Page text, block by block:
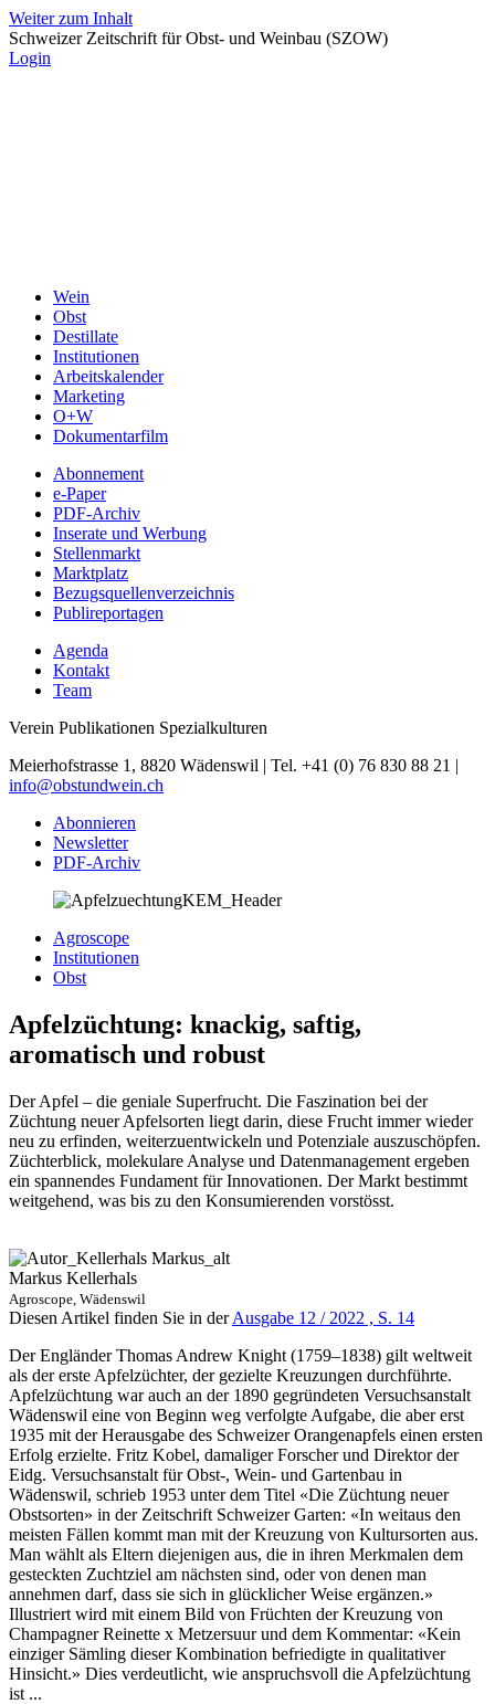
Weiter zum Inhalt
Schweizer Zeitschrift für Obst- und Weinbau (SZOW)
Login
Wein
Obst
Destillate
Institutionen
Arbeitskalender
Marketing
O+W
Dokumentarfilm
Abonnement
e-Paper
PDF-Archiv
Inserate und Werbung
Stellenmarkt
Marktplatz
Bezugsquellenverzeichnis
Publireportagen
Agenda
Kontakt
Team
Verein Publikationen Spezialkulturen
Meierhofstrasse 1, 8820 Wädenswil | Tel. +41 (0) 76 830 88 21 |
info@obstundwein.ch
Abonnieren
Newsletter
PDF-Archiv
Agroscope
Institutionen
Obst
Apfelzüchtung: knackig, saftig,
aromatisch und robust
Der Apfel – die geniale Superfrucht. Die Faszination bei der
Züchtung neuer Apfelsorten liegt darin, diese Frucht immer wieder
neu zu erfinden, weiterzuentwickeln und Potenziale auszuschöpfen.
Züchterblick, molekulare Analyse und Datenmanagement ergeben
ein spannendes Fundament für Innovationen. Der Markt bestimmt
weitgehend, was bis zu den Konsumierenden vorstösst.
Markus Kellerhals
Agroscope, Wädenswil
Diesen Artikel finden Sie in derAusgabe 12 / 2022 , S. 14
Der Engländer Thomas Andrew Knight (1759–1838) gilt weltweit
als der erste Apfelzüchter, der gezielte Kreuzungen durchführte.
Apfelzüchtung war auch an der 1890 gegründeten Versuchsanstalt
Wädenswil eine von Beginn weg verfolgte Aufgabe, die aber erst
1935 mit der Herausgabe des Schweizer Orangenapfels einen ersten
Erfolg erzielte. Fritz Kobel, damaliger Forscher und Direktor der
Eidg. Versuchsanstalt für Obst-, Wein- und Gartenbau in
Wädenswil, schrieb 1953 unter dem Titel «Die Züchtung neuer
Obstsorten» in der Zeitschrift Schweizer Garten: «In weitaus den
meisten Fällen kommt man mit der Kreuzung von Kultursorten aus.
Man wählt als Eltern diejenigen aus, die in ihren Merkmalen dem
gesteckten Zuchtziel am nächsten sind, oder von denen man
annehmen darf, dass sie sich in glücklicher Weise ergänzen.»
Illustriert wird mit einem Bild von Früchten der Kreuzung von
Champagner Reinette x Metzersuur und dem Kommentar: «Kein
einziger Sämling dieser Kombination befriedigte in qualitativer
Hinsicht.» Dies verdeutlicht, wie anspruchsvoll die Apfelzüchtung
ist ...